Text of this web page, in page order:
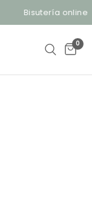
Bisutería online
0